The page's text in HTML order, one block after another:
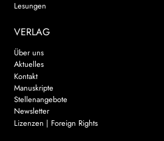
Lesungen
VERLAG
Über uns
Aktuelles
Kontakt
Manuskripte
Stellenangebote
Newsletter
Lizenzen | Foreign Rights